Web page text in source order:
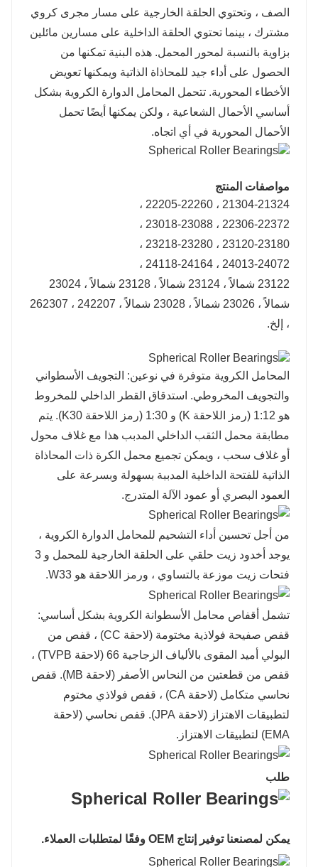
الصف ، وتحتوي الحلقة الخارجية على مسار مجرى كروي
مشترك ، بينما تحتوي الحلقة الداخلية على مسارين مائلين
بزاوية بالنسبة لمحور المحمل. هذه البنية تمكنها من
الحصول على أداء جيد للمحاذاة الذاتية ويمكنها تعويض
الأخطاء المحورية. تتحمل المحامل الدوارة الكروية بشكل
أساسي الأحمال الشعاعية ، ولكن يمكنها أيضًا تحمل
الأحمال المحورية في أي اتجاه.
مواصفات المنتج
21304-21324 ، 22205-22260 ،
22306-22372 ، 23018-23088 ،
23120-23180 ، 23218-23280 ،
24013-24072 ، 24118-24164 ،
23122 شمالاً ، 23124 شمالاً ، 23128 شمالاً ، 23024
شمالاً ، 23026 شمالاً ، 23028 شمالاً ، 242207 ، 262307
، إلخ.
المحامل الكروية متوفرة في نوعين: التجويف الأسطواني
والتجويف المخروطي. استدقاق القطر الداخلي للمخروط
هو 1:12 (رمز اللاحقة K) و 1:30 (رمز اللاحقة K30). يتم
مطابقة محمل الثقب الداخلي المدبب هذا مع غلاف محول
أو غلاف سحب ، ويمكن تجميع محمل الكرة ذات المحاذاة
الذاتية للفتحة الداخلية المدببة بسهولة وبسرعة على
العمود البصري أو عمود الآلة المتدرج.
من أجل تحسين أداء التشحيم للمحامل الدوارة الكروية ،
يوجد أخدود زيت حلقي على الحلقة الخارجية للمحمل و 3
فتحات زيت موزعة بالتساوي ، ورمز اللاحقة هو W33.
تشمل أقفاص محامل الأسطوانة الكروية بشكل أساسي:
قفص صفيحة فولاذية مختومة (لاحقة CC) ، قفص من
البولي أميد المقوى بالألياف الزجاجية 66 (لاحقة TVPB) ،
قفص من قطعتين من النحاس الأصفر (لاحقة MB). قفص
نحاسي متكامل (لاحقة CA) ، قفص فولاذي مختوم
لتطبيقات الاهتزاز (لاحقة JPA). قفص نحاسي (لاحقة
EMA) لتطبيقات الاهتزاز.
طلب
يمكن لمصنعنا توفير إنتاج OEM وفقًا لمتطلبات العملاء.